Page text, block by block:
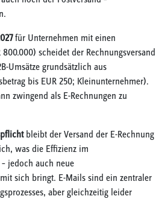
für Unternehmen mit einen
scheidet der Rechnungsversand
Umsätze grundsätzlich aus
bis EUR 250; Kleinunternehmer).
zwingend als E-Rechnungen zu
bleibt der Versand der E-Rechnung
was die Effizienz im
jedoch auch neue
sich bringt. E-Mails sind ein zentraler
aber gleichzeitig leider